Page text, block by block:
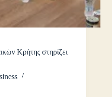
Κρήτης στηρίζει